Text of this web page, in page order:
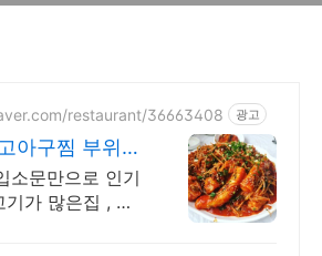
restaurant/36663408 광고
아구찜 부위별
는집
소문만으로 인기
가 많은집 , 포